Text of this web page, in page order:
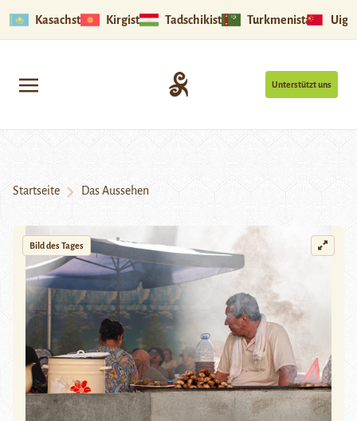
Kasachstan Kirgistan Tadschikistan Turkmenistan
Unterstützt uns
Startseite Das Aussehen
Bild des Tages